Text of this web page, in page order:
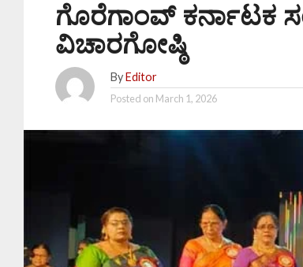
ಗೊರೆಗಾಂವ್ ಕರ್ನಾಟಕ
ವಿಚಾರಗೋಷ್ಠಿ
By Editor
Posted on March 1, 2026